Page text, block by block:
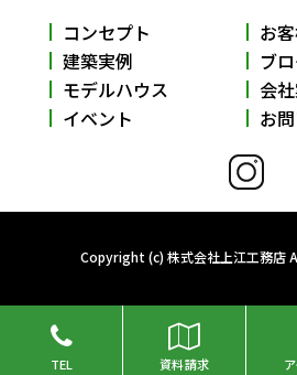
コンセプト
建築実例
モデルハウス
イベント
お
ブ
会
お
Copyright (c) 株式会社上江工務店
TEL 資料請求